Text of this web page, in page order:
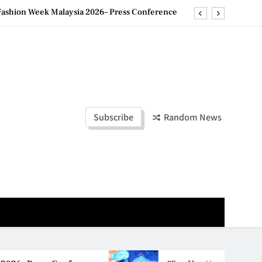
Week Malaysia 2026– Press Conference
Week Malaysia 2026– Press Conference
马来西亚妈妈提供分享剖腹产复原历程的空间
纪录 见证马来西亚房地产经纪行业蓬勃发展
Subscribe Random News